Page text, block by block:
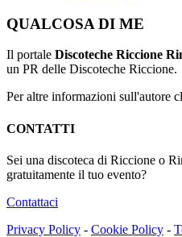
QUALCOSA DI ME
Il portale Discoteche Riccione
un PR delle Discoteche Riccione.
Per altre informazioni sull'autore
CONTATTI
Sei una discoteca di Riccione o
gratuitamente il tuo evento?
Contattaci
Privacy Policy - Cookie Policy -